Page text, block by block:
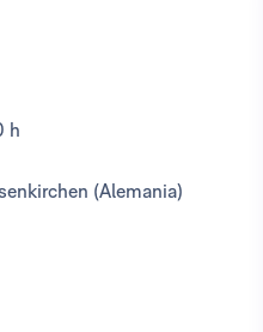
h
(Alemania)